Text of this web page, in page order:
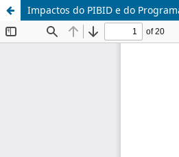
Impactos do PIBID e do